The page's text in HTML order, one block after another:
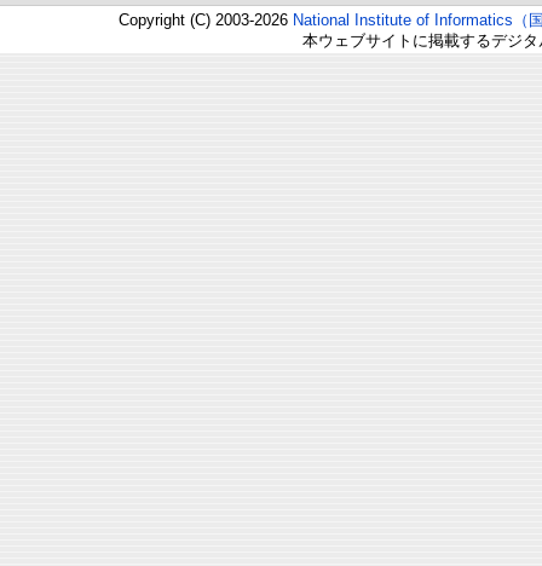
Copyright (C) 2003-2026 National Institute of Informatics（
本ウェブサイトに掲載するデジ